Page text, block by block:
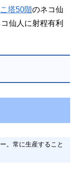
塔50階のネコ仙
仙人に射程有利
。常に生産すること